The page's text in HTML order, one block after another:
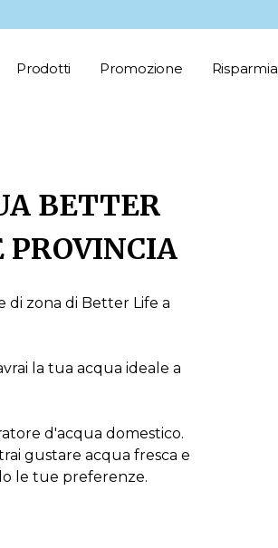
Prodotti Promozione Risparmia
BETTER
PROVINCIA
di zona di Better Life a
la tua acqua ideale a
d'acqua domestico.
gustare acqua fresca e
le tue preferenze.